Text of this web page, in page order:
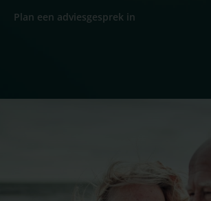
Plan een adviesgesprek in